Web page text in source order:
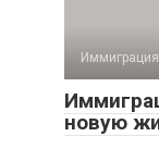
Иммиграция
новую